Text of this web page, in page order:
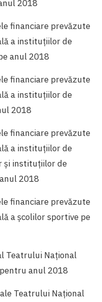
2018
financiare prevăzute
a instituțiilor de
anul 2018
financiare prevăzute
a instituțiilor de
2018
financiare prevăzute
a instituțiilor de
și instituțiilor de
2018
financiare prevăzute
a școlilor sportive pe
Teatrului Naţional
pentru anul 2018
Teatrului Naţional